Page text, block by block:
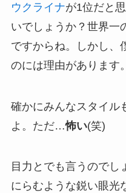
ウクライナが1位だと
いでしょうか？世界一
ですからね。しかし、
のには理由があります。
確かにみんなスタイル
よ。ただ…怖い(笑)
目力とでも言うのでし
にらむような鋭い眼光